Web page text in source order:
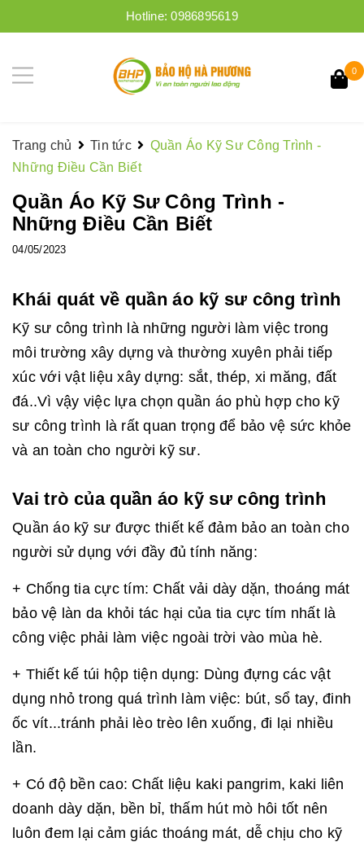
Hotline:0986895619
0
Trang chủ Tin tức
Quần Áo Kỹ Sư Công Trình -
Những Điều Cần Biết
Quần Áo Kỹ Sư Công Trình -
Những Điều Cần Biết
04/05/2023
Khái quát về quần áo kỹ sư công trình
Kỹ sư công trình là những người làm việc trong
môi trường xây dựng và thường xuyên phải tiếp
xúc với vật liệu xây dựng: sắt, thép, xi măng, đất
đá..Vì vậy việc lựa chọn quần áo phù hợp cho kỹ
sư công trình là rất quan trọng để bảo vệ sức khỏe
và an toàn cho người kỹ sư.
Vai trò của quần áo kỹ sư công trình
Quần áo kỹ sư được thiết kế đảm bảo an toàn cho
người sử dụng với đầy đủ tính năng:
+ Chống tia cực tím: Chất vải dày dặn, thoáng mát
bảo vệ làn da khỏi tác hại của tia cực tím nhất là
công việc phải làm việc ngoài trời vào mùa hè.
+ Thiết kế túi hộp tiện dụng: Dùng đựng các vật
dụng nhỏ trong quá trình làm việc: bút, sổ tay, đinh
ốc vít...tránh phải lèo trèo lên xuống, đi lại nhiều
lần.
+ Có độ bền cao: Chất liệu kaki pangrim, kaki liên
doanh dày dặn, bền bỉ, thấm hút mò hôi tốt nên
luôn đem lại cảm giác thoáng mát, dễ chịu cho kỹ